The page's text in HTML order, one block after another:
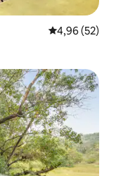
Évaluation
4,96 (52)